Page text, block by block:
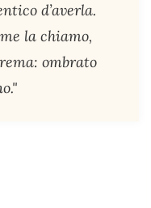
d’averla.
la chiamo,
ombrato